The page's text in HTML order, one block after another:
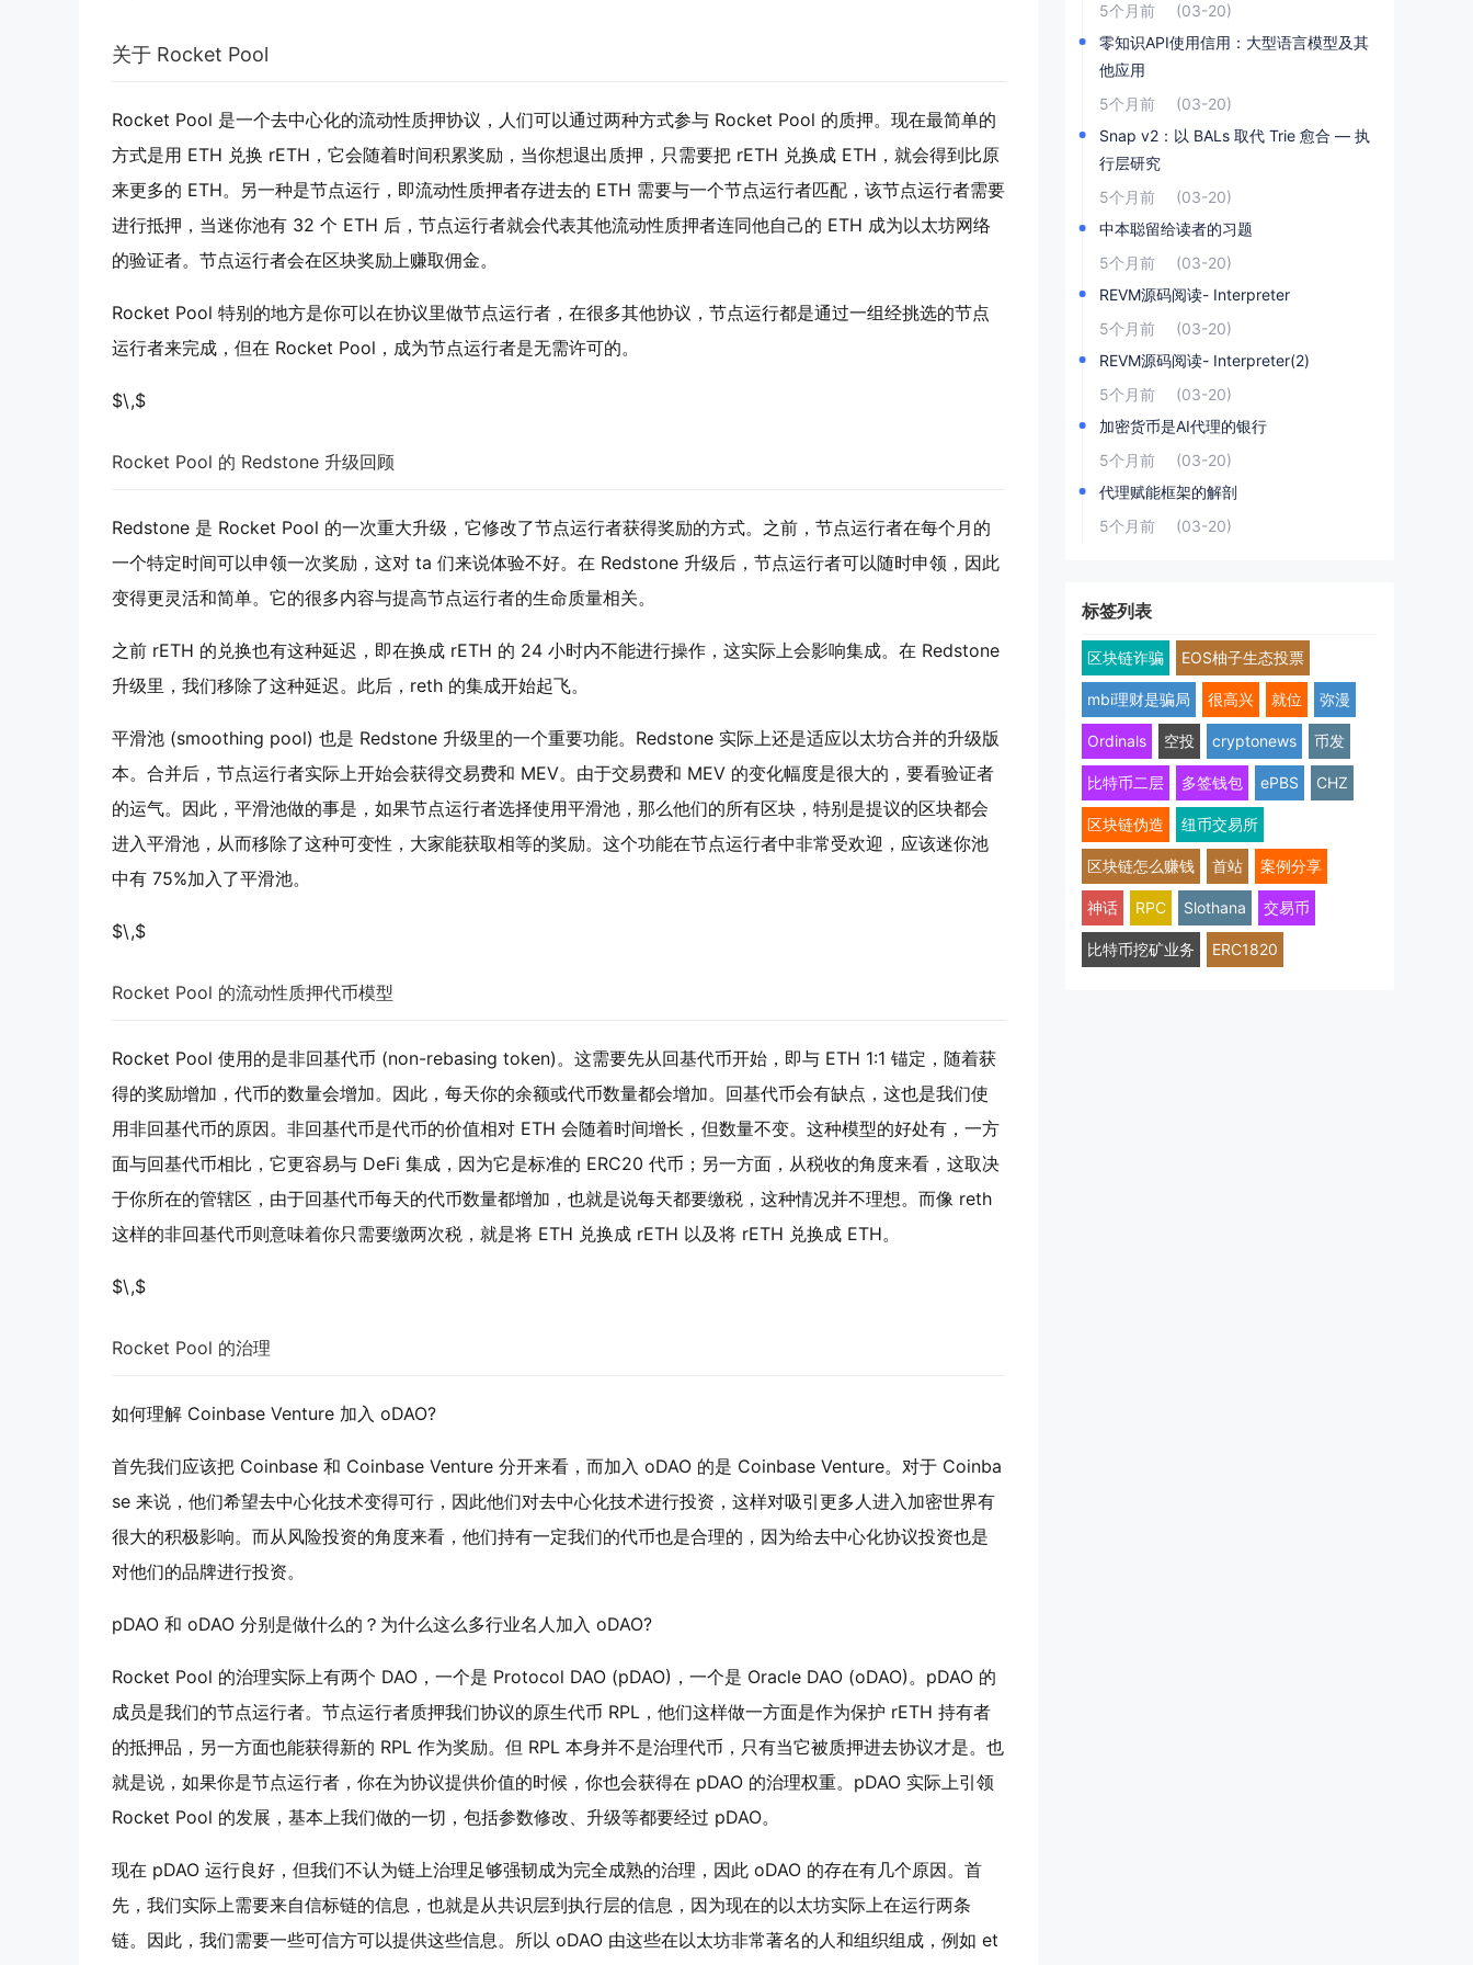
关于 Rocket Pool
Rocket Pool 是一个去中心化的流动性质押协议，人们可以通过两种方式参与 Rocket Pool 的质押。现在最简单的
方式是用 ETH 兑换 rETH，它会随着时间积累奖励，当你想退出质押，只需要把 rETH 兑换成 ETH，就会得到比原
来更多的 ETH。另一种是节点运行，即流动性质押者存进去的 ETH 需要与一个节点运行者匹配，该节点运行者需要
进行抵押，当迷你池有 32 个 ETH 后，节点运行者就会代表其他流动性质押者连同他自己的 ETH 成为以太坊网络
的验证者。节点运行者会在区块奖励上赚取佣金。
Rocket Pool 特别的地方是你可以在协议里做节点运行者，在很多其他协议，节点运行都是通过一组经挑选的节点
运行者来完成，但在 Rocket Pool，成为节点运行者是无需许可的。
$\,$
Rocket Pool 的 Redstone 升级回顾
Redstone 是 Rocket Pool 的一次重大升级，它修改了节点运行者获得奖励的方式。之前，节点运行者在每个月的
一个特定时间可以申领一次奖励，这对 ta 们来说体验不好。在 Redstone 升级后，节点运行者可以随时申领，因此
变得更灵活和简单。它的很多内容与提高节点运行者的生命质量相关。
之前 rETH 的兑换也有这种延迟，即在换成 rETH 的 24 小时内不能进行操作，这实际上会影响集成。在 Redstone
升级里，我们移除了这种延迟。此后，reth 的集成开始起飞。
平滑池 (smoothing pool) 也是 Redstone 升级里的一个重要功能。Redstone 实际上还是适应以太坊合并的升级版
本。合并后，节点运行者实际上开始会获得交易费和 MEV。由于交易费和 MEV 的变化幅度是很大的，要看验证者
的运气。因此，平滑池做的事是，如果节点运行者选择使用平滑池，那么他们的所有区块，特别是提议的区块都会
进入平滑池，从而移除了这种可变性，大家能获取相等的奖励。这个功能在节点运行者中非常受欢迎，应该迷你池
中有 75%加入了平滑池。
$\,$
Rocket Pool 的流动性质押代币模型
Rocket Pool 使用的是非回基代币 (non-rebasing token)。这需要先从回基代币开始，即与 ETH 1:1 锚定，随着获
得的奖励增加，代币的数量会增加。因此，每天你的余额或代币数量都会增加。回基代币会有缺点，这也是我们使
用非回基代币的原因。非回基代币是代币的价值相对 ETH 会随着时间增长，但数量不变。这种模型的好处有，一方
面与回基代币相比，它更容易与 DeFi 集成，因为它是标准的 ERC20 代币；另一方面，从税收的角度来看，这取决
于你所在的管辖区，由于回基代币每天的代币数量都增加，也就是说每天都要缴税，这种情况并不理想。而像 reth
这样的非回基代币则意味着你只需要缴两次税，就是将 ETH 兑换成 rETH 以及将 rETH 兑换成 ETH。
$\,$
Rocket Pool 的治理
如何理解 Coinbase Venture 加入 oDAO?
首先我们应该把 Coinbase 和 Coinbase Venture 分开来看，而加入 oDAO 的是 Coinbase Venture。对于 Coinba
se 来说，他们希望去中心化技术变得可行，因此他们对去中心化技术进行投资，这样对吸引更多人进入加密世界有
很大的积极影响。而从风险投资的角度来看，他们持有一定我们的代币也是合理的，因为给去中心化协议投资也是
对他们的品牌进行投资。
pDAO 和 oDAO 分别是做什么的？为什么这么多行业名人加入 oDAO?
Rocket Pool 的治理实际上有两个 DAO，一个是 Protocol DAO (pDAO)，一个是 Oracle DAO (oDAO)。pDAO 的
成员是我们的节点运行者。节点运行者质押我们协议的原生代币 RPL，他们这样做一方面是作为保护 rETH 持有者
的抵押品，另一方面也能获得新的 RPL 作为奖励。但 RPL 本身并不是治理代币，只有当它被质押进去协议才是。也
就是说，如果你是节点运行者，你在为协议提供价值的时候，你也会获得在 pDAO 的治理权重。pDAO 实际上引领
Rocket Pool 的发展，基本上我们做的一切，包括参数修改、升级等都要经过 pDAO。
现在 pDAO 运行良好，但我们不认为链上治理足够强韧成为完全成熟的治理，因此 oDAO 的存在有几个原因。首
先，我们实际上需要来自信标链的信息，也就是从共识层到执行层的信息，因为现在的以太坊实际上在运行两条
链。因此，我们需要一些可信方可以提供这些信息。所以 oDAO 由这些在以太坊非常著名的人和组织组成，例如 et
5个月前
(03-20)
零知识API使用信用：大型语言模型及其
他应用
5个月前
(03-20)
Snap v2：以 BALs 取代 Trie 愈合 — 执
行层研究
5个月前
(03-20)
中本聪留给读者的习题
5个月前
(03-20)
REVM源码阅读- Interpreter
5个月前
(03-20)
REVM源码阅读- Interpreter(2)
5个月前
(03-20)
加密货币是AI代理的银行
5个月前
(03-20)
代理赋能框架的解剖
5个月前
(03-20)
标签列表
区块链诈骗 EOS柚子生态投票
mbi理财是骗局 很高兴 就位 弥漫
Ordinals 空投 cryptonews 币发
比特币二层 多签钱包 ePBS CHZ
区块链伪造 纽币交易所
区块链怎么赚钱 首站 案例分享
神话 RPC Slothana 交易币
比特币挖矿业务 ERC1820